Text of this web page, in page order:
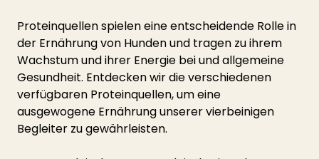
Proteinquellen spielen eine entscheidende Rolle in
der Ernährung von Hunden und tragen zu ihrem
Wachstum und ihrer Energie bei und allgemeine
Gesundheit. Entdecken wir die verschiedenen
verfügbaren Proteinquellen, um eine
ausgewogene Ernährung unserer vierbeinigen
Begleiter zu gewährleisten.